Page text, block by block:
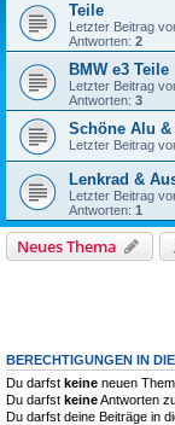
Teile
Letzter Beitrag
Antworten: 2
BMW e3 Teile
Letzter Beitrag
Antworten: 3
Schöne Alu &
Letzter Beitrag
Lenkrad &
Letzter Beitrag
Antworten: 1
Neues Thema
BERECHTIGUNGEN IN
Du darfst keine neuen
Du darfst keineAntworten
Du darfst deine Beiträge in